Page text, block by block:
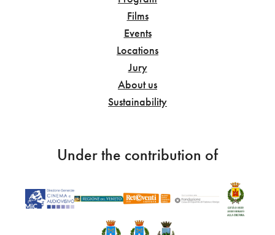
Films
Events
Locations
Jury
About us
Sustainability
Under the contribution of